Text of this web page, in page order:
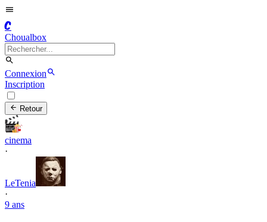
C
Choualbox
Connexion
Inscription
Retour
cinema
·
LeTenia
·
9 ans